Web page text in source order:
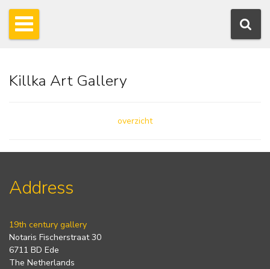
Killka Art Gallery
overzicht
Address
19th century gallery
Notaris Fischerstraat 30
6711 BD Ede
The Netherlands